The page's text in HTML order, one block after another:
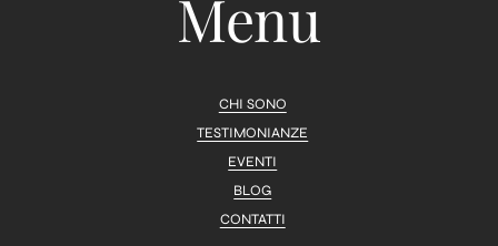
Menu
CHI SONO
TESTIMONIANZE
EVENTI
BLOG
CONTATTI